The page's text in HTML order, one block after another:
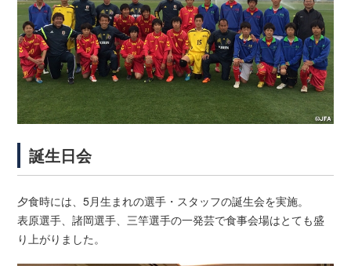
誕生日会
夕食時には、5月生まれの選手・スタッフの誕生会を実施。
表原選手、諸岡選手、三竿選手の一発芸で食事会場はとても盛
り上がりました。